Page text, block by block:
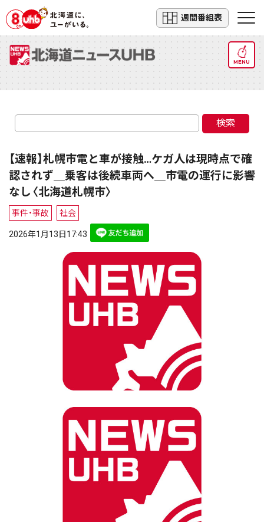
週間番組表
MENU
検索
【速報】札幌市電と車が接触…ケガ人は現時点で確
認されず＿乗客は後続車両へ＿市電の運行に影響
なし〈北海道札幌市〉
事件・事故 社会
2026年1月13日17:43